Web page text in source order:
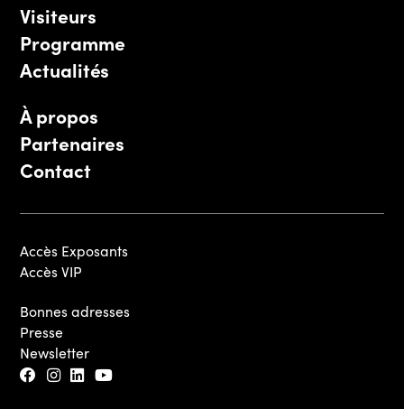
Visiteurs
Programme
Actualités
À propos
Partenaires
Contact
Accès Exposants
Accès VIP
Bonnes adresses
Presse
Newsletter